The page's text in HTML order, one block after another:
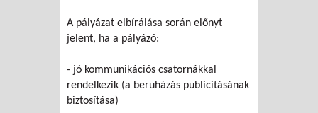
A pályázat elbírálása során előnyt
jelent, ha a pályázó:
- jó kommunikációs csatornákkal
rendelkezik (a beruházás publicitásának
biztosítása)